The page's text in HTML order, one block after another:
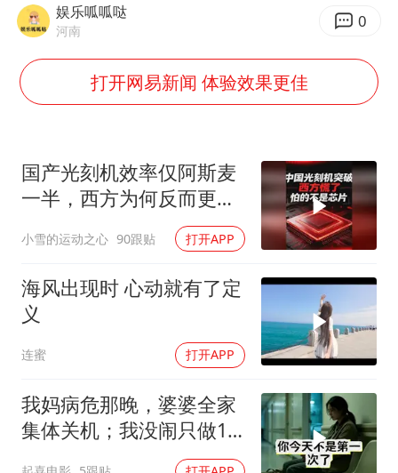
酒店花洒现排泄物住客索赔遭拒
杭州全市有序停课
36岁男演员成景区NPC后人气爆棚
新疆优化调整景区内自驾服务费
全民健身事业高质量发展
乐享全民健身 共筑健康中国
娱乐呱呱哒
河南 0
打开网易新闻 体验效果更佳
国产光刻机效率仅阿斯麦
一半，西方为何反而更
小雪的运动之心 90跟贴 打开APP
海风出现时 心动就有了定
义
连蜜 打开APP
我妈病危那晚，婆婆全家
集体关机；我没闹只做1
事，6天后她打来电话：